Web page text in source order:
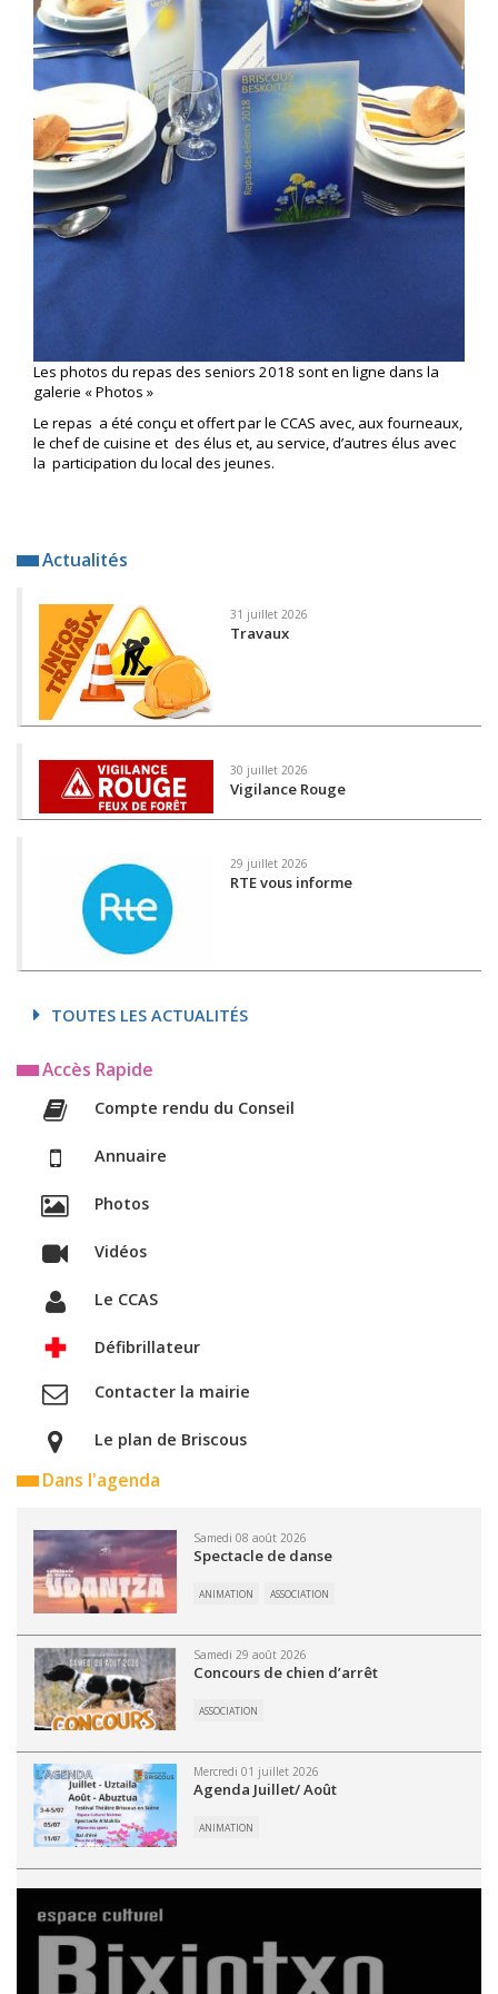
Les photos du repas des seniors 2018 sont en ligne dans la
galerie « Photos »
Le repas a été conçu et offert par le CCAS avec, aux fourneaux,
le chef de cuisine et des élus et, au service, d’autres élus avec
la participation du local des jeunes.
Actualités
31 juillet 2026
Travaux
30 juillet 2026
Vigilance Rouge
29 juillet 2026
RTE vous informe
TOUTES LES ACTUALITÉS
Accès Rapide
Compte rendu du Conseil
Annuaire
Photos
Vidéos
Le CCAS
Défibrillateur
Contacter la mairie
Le plan de Briscous
Dans l'agenda
Samedi 08 août 2026
Spectacle de danse
ANIMATION ASSOCIATION
Samedi 29 août 2026
Concours de chien d’arrêt
ASSOCIATION
Mercredi 01 juillet 2026
Agenda Juillet/ Août
ANIMATION